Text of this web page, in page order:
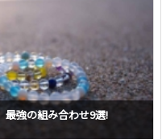
最強の組み合わせ9選!